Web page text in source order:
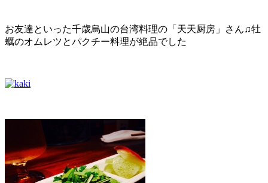
お友達といった千歳烏山の台湾料理の「天天厨房」さん♫牡
蠣のオムレツとパクチー料理が絶品でした